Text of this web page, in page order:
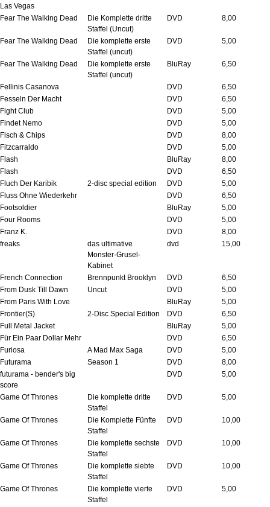
Las Vegas
Fear The Walking Dead
Die Komplette dritte
Staffel (Uncut)
DVD 8,00
Fear The Walking Dead
Die komplette erste
Staffel (uncut)
DVD 5,00
Fear The Walking Dead
Die komplette erste
Staffel (uncut)
BluRay 6,50
Fellinis Casanova DVD
6,50
Fesseln Der Macht
DVD
6,50
Fight Club
DVD
5,00
Findet Nemo
DVD
5,00
Fisch & Chips
DVD
8,00
Fitzcarraldo
DVD
5,00
Flash
BluRay
8,00
Flash
DVD
6,50
Fluch Der Karibik
2-disc special edition DVD
5,00
Fluss Ohne Wiederkehr
DVD
6,50
Footsoldier
BluRay
5,00
Four Rooms
DVD
5,00
Franz K.
DVD
8,00
freaks
das ultimative
Monster-Grusel-
Kabinet
dvd 15,00
French Connection Brennpunkt Brooklyn DVD
6,50
From Dusk Till Dawn
Uncut DVD
5,00
From Paris With Love
BluRay
5,00
Frontier(S)
2-Disc Special Edition DVD
6,50
Full Metal Jacket
BluRay
5,00
Für Ein Paar Dollar Mehr
DVD
6,50
Furiosa
A Mad Max Saga DVD
5,00
Futurama
Season 1 DVD
8,00
futurama - bender's big
score
DVD 5,00
Game Of Thrones
Die komplette dritte
Staffel
DVD 5,00
Game Of Thrones
Die Komplette Fünfte
Staffel
DVD 10,00
Game Of Thrones
Die komplette sechste
Staffel
DVD 10,00
Game Of Thrones
Die komplette siebte
Staffel
DVD 10,00
Game Of Thrones
Die komplette vierte
Staffel
DVD 5,00